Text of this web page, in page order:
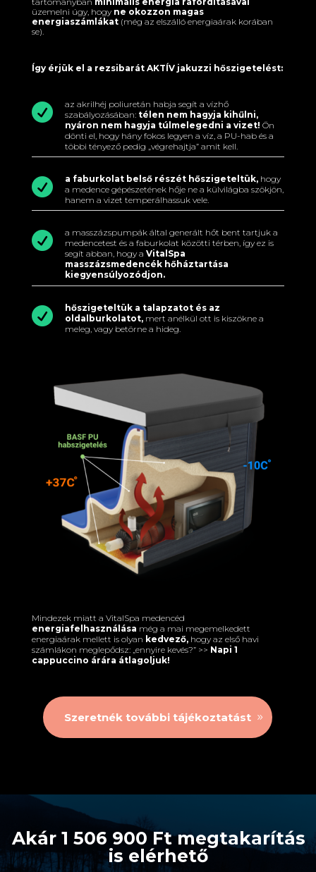
üzemelni úgy, hogy ne okozzon magas
energiaszámlákat(még az elszálló energiaárak korában
se).
Így érjük el a rezsibarát AKTÍV jakuzzi hőszigetelést:

az akrilhéj poliuretán habja segít a vízhő
szabályozásában: télen nem hagyja kihűlni,
nyáron nem hagyja túlmelegedni a vizet! Ön
dönti el, hogy hány fokos legyen a víz, a PU-hab és a
többi tényező pedig „végrehajtja” amit kell.
 a faburkolat belső részét hőszigeteltük,hogy
a medence gépészetének hője ne a külvilágba szökjön,
hanem a vizet temperálhassuk vele.

a masszázspumpák által generált hőt bent tartjuk a
medencetest és a faburkolat közötti térben, így ez is
segít abban, hogy a VitalSpa
masszázsmedencék hőháztartása
kiegyensúlyozódjon.

hőszigeteltük a talapzatot és az
oldalburkolatot,mert anélkül ott is kiszökne a
meleg, vagy betörne a hideg.
Mindezek miatt a VitalSpa medencéd
energiafelhasználása még a mai megemelkedett
energiaárak mellett is olyan kedvező,hogy az első havi
számlákon meglepődsz: „ennyire kevés?” >> Napi 1
cappuccino árára átlagoljuk!
Szeretnék további tájékoztatást
Akár 1 506 900 Ft megtakarítás
is elérhető